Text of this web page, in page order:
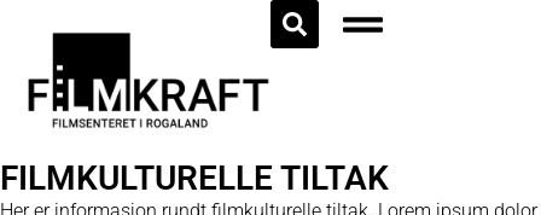
FILMKULTURELLE TILTAK